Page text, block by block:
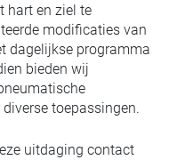
hart en ziel te
modificaties van
dagelijkse programma
bieden wij
toepassingen.
uitdaging contact